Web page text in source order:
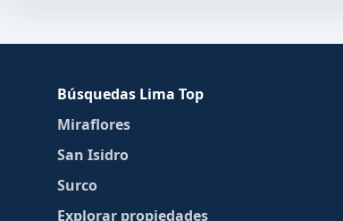
Búsquedas Lima Top
Miraflores
San Isidro
Surco
Explorar propiedades